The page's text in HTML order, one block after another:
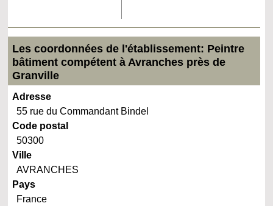
Les coordonnées de l'établissement: Peintre
bâtiment compétent à Avranches près de
Granville
Adresse
55 rue du Commandant Bindel
Code postal
50300
Ville
AVRANCHES
Pays
France